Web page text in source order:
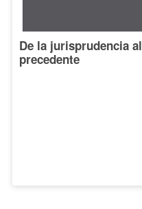
De la jurisprudencia al
precedente